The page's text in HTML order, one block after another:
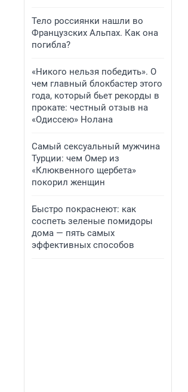
Тело россиянки нашли во
Французских Альпах. Как она
погибла?
«Никого нельзя победить». О
чем главный блокбастер этого
года, который бьет рекорды в
прокате: честный отзыв на
«Одиссею» Нолана
Самый сексуальный мужчина
Турции: чем Омер из
«Клюквенного щербета»
покорил женщин
Быстро покраснеют: как
соспеть зеленые помидоры
дома — пять самых
эффективных способов